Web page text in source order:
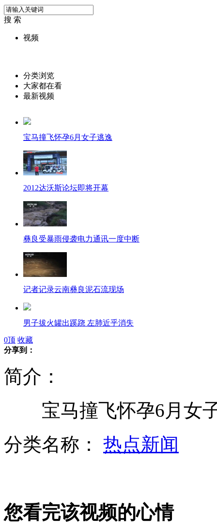
搜 索
视频
分类浏览
大家都在看
最新视频
宝马撞飞怀孕6月女子逃逸
2012达沃斯论坛即将开幕
彝良受暴雨侵袭电力通讯一度中断
记者记录云南彝良泥石流现场
男子拔火罐出蹊跷 左肺近乎消失
全国铁路节日运输方案出炉
美国9.11博物馆未能按期启用
0顶 收藏
分享到：
简介：
宝马撞飞怀孕6月女子
分类名称： 热点新闻
您看完该视频的心情